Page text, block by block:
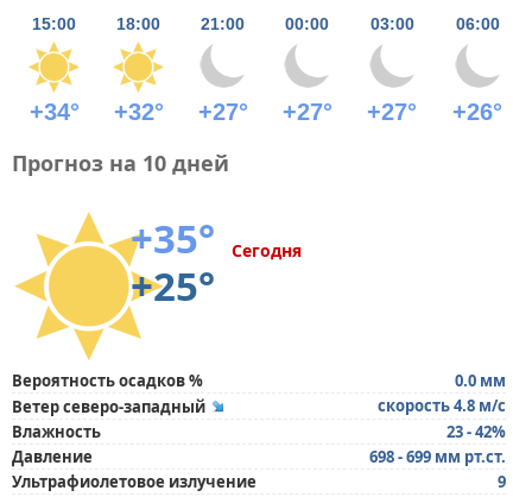
15:00 18:00 21:00 00:00 03:00 06:00
+34° +32° +27° +27° +27° +26°
Прогноз на 10 дней
+35°
+25°
Сегодня
Вероятность осадков %
0.0 мм
Ветер северо-западный
скорость 4.8 м/с
Влажность
23 - 42%
Давление
698 - 699 мм рт.ст.
Ультрафиолетовое излучение
9